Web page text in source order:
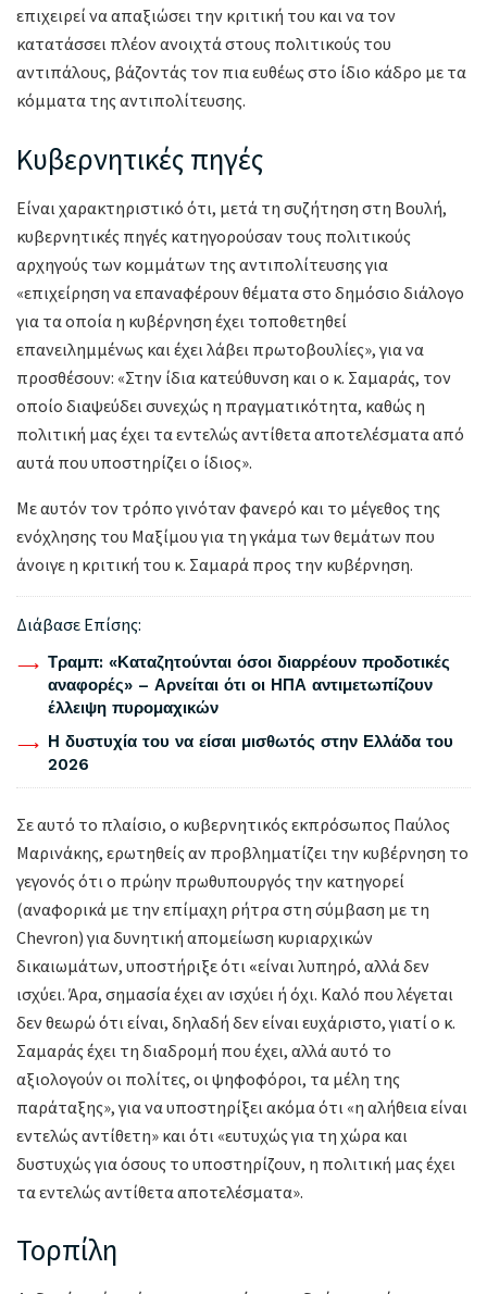
επιχειρεί να απαξιώσει την κριτική του και να τον
κατατάσσει πλέον ανοιχτά στους πολιτικούς του
αντιπάλους, βάζοντάς τον πια ευθέως στο ίδιο κάδρο με τα
κόμματα της αντιπολίτευσης.
Κυβερνητικές πηγές
Είναι χαρακτηριστικό ότι, μετά τη συζήτηση στη Βουλή,
κυβερνητικές πηγές κατηγορούσαν τους πολιτικούς
αρχηγούς των κομμάτων της αντιπολίτευσης για
«επιχείρηση να επαναφέρουν θέματα στο δημόσιο διάλογο
για τα οποία η κυβέρνηση έχει τοποθετηθεί
επανειλημμένως και έχει λάβει πρωτοβουλίες», για να
προσθέσουν: «Στην ίδια κατεύθυνση και ο κ. Σαμαράς, τον
οποίο διαψεύδει συνεχώς η πραγματικότητα, καθώς η
πολιτική μας έχει τα εντελώς αντίθετα αποτελέσματα από
αυτά που υποστηρίζει ο ίδιος».
Με αυτόν τον τρόπο γινόταν φανερό και το μέγεθος της
ενόχλησης του Μαξίμου για τη γκάμα των θεμάτων που
άνοιγε η κριτική του κ. Σαμαρά προς την κυβέρνηση.
Διάβασε Επίσης:
Τραμπ: «Καταζητούνται όσοι διαρρέουν προδοτικές
αναφορές» – Αρνείται ότι οι ΗΠΑ αντιμετωπίζουν
έλλειψη πυρομαχικών
Η δυστυχία του να είσαι μισθωτός στην Ελλάδα του
2026
Σε αυτό το πλαίσιο, ο κυβερνητικός εκπρόσωπος Παύλος
Μαρινάκης, ερωτηθείς αν προβληματίζει την κυβέρνηση το
γεγονός ότι ο πρώην πρωθυπουργός την κατηγορεί
(αναφορικά με την επίμαχη ρήτρα στη σύμβαση με τη
Chevron) για δυνητική απομείωση κυριαρχικών
δικαιωμάτων, υποστήριξε ότι «είναι λυπηρό, αλλά δεν
ισχύει. Άρα, σημασία έχει αν ισχύει ή όχι. Καλό που λέγεται
δεν θεωρώ ότι είναι, δηλαδή δεν είναι ευχάριστο, γιατί ο κ.
Σαμαράς έχει τη διαδρομή που έχει, αλλά αυτό το
αξιολογούν οι πολίτες, οι ψηφοφόροι, τα μέλη της
παράταξης», για να υποστηρίξει ακόμα ότι «η αλήθεια είναι
εντελώς αντίθετη» και ότι «ευτυχώς για τη χώρα και
δυστυχώς για όσους το υποστηρίζουν, η πολιτική μας έχει
τα εντελώς αντίθετα αποτελέσματα».
Τορπίλη